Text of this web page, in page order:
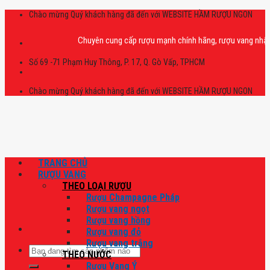
Skip
Chào mừng Quý khách hàng đã đến với WEBSITE HẦM RƯỢU NGON
Chuyên cung cấp rượu mạnh chính hãng, rượu vang nhập
Số 69 -71 Phạm Huy Thông, P. 17, Q. Gò Vấp, TPHCM
Chào mừng Quý khách hàng đã đến với WEBSITE HẦM RƯỢU NGON
Tìm
kiếm:
TRANG CHỦ
RƯỢU VANG
THEO LOẠI RƯỢU
Rượu Champagne Pháp
Rượu vang ngọt
Rượu vang hồng
Rượu vang đỏ
Rượu vang trắng
THEO NƯỚC
Rượu Vang Ý